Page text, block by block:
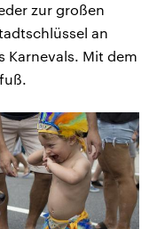
zur großen
an
Karnevals. Mit dem